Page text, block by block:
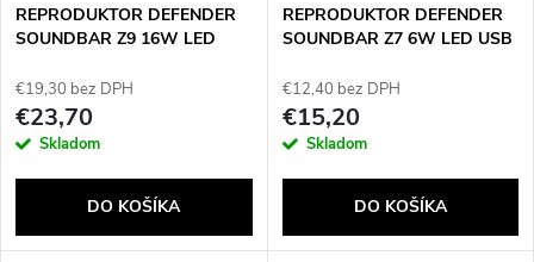
REPRODUKTOR DEFENDER
SOUNDBAR Z9 16W LED
€19,30 bez DPH
€23,70
Skladom
DO KOŠÍKA
REPRODUKTOR DEFENDER
SOUNDBAR Z7 6W LED USB
€12,40 bez DPH
€15,20
Skladom
DO KOŠÍKA